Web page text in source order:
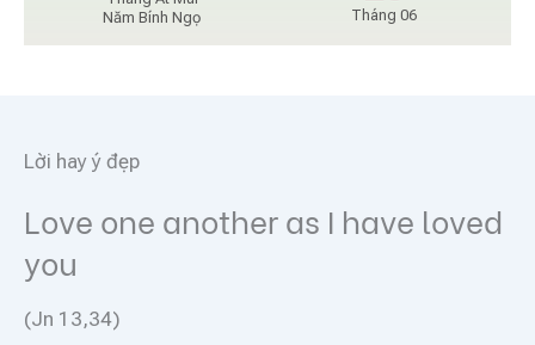
Năm Bính Ngọ
Tháng 06
Lời hay ý đẹp
Love one another as I have loved
you
(Jn 13,34)